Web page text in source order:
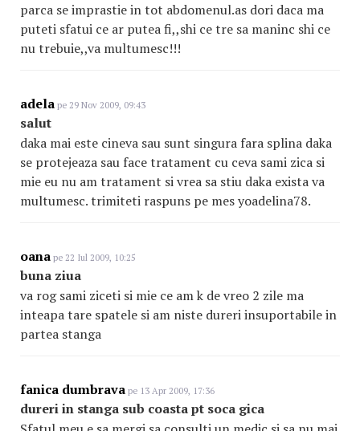
parca se imprastie in tot abdomenul.as dori daca ma
puteti sfatui ce ar putea fi,,shi ce tre sa maninc shi ce
nu trebuie,,va multumesc!!!
adela pe 29 Nov 2009, 09:43
salut
daka mai este cineva sau sunt singura fara splina daka
se protejeaza sau face tratament cu ceva sami zica si
mie eu nu am tratament si vrea sa stiu daka exista va
multumesc. trimiteti raspuns pe mes yoadelina78.
oana pe 22 Iul 2009, 10:25
buna ziua
va rog sami ziceti si mie ce am k de vreo 2 zile ma
inteapa tare spatele si am niste dureri insuportabile in
partea stanga
fanica dumbrava pe 13 Apr 2009, 17:36
dureri in stanga sub coasta pt soca gica